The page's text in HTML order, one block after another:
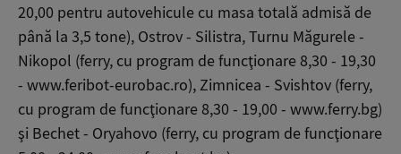
20,00 pentru autovehicule cu masa totală admisă de
până la 3,5 tone), Ostrov - Silistra, Turnu Măgurele -
Nikopol (ferry, cu program de funcţionare 8,30 - 19,30
- www.feribot-eurobac.ro), Zimnicea - Svishtov (ferry,
cu program de funcţionare 8,30 - 19,00 - www.ferry.bg)
şi Bechet - Oryahovo (ferry, cu program de funcţionare